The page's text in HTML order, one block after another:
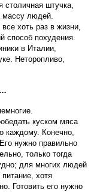
столичная штучка,
массу людей.
хоть раз в жизни,
способ похудения.
в Италии,
Неторопливо,
куском мяса
каждому. Конечно,
нужно правильно
только тогда
для многих людей
хотя
Готовить его нужно